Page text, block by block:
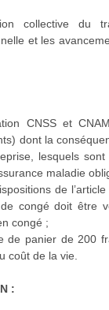
collective du
et les
CNSS et
dont la
lesquels
maladie
de
congé doit être
congé ;
de panier de 200
coût de la vie.
: